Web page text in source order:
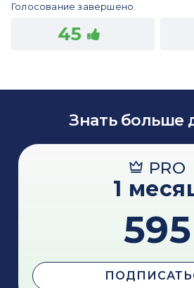
Голосование завершено.
45
Знать больше
PRO
1
595